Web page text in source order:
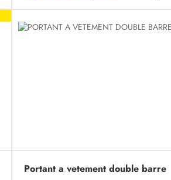
Portant a vetement double barre